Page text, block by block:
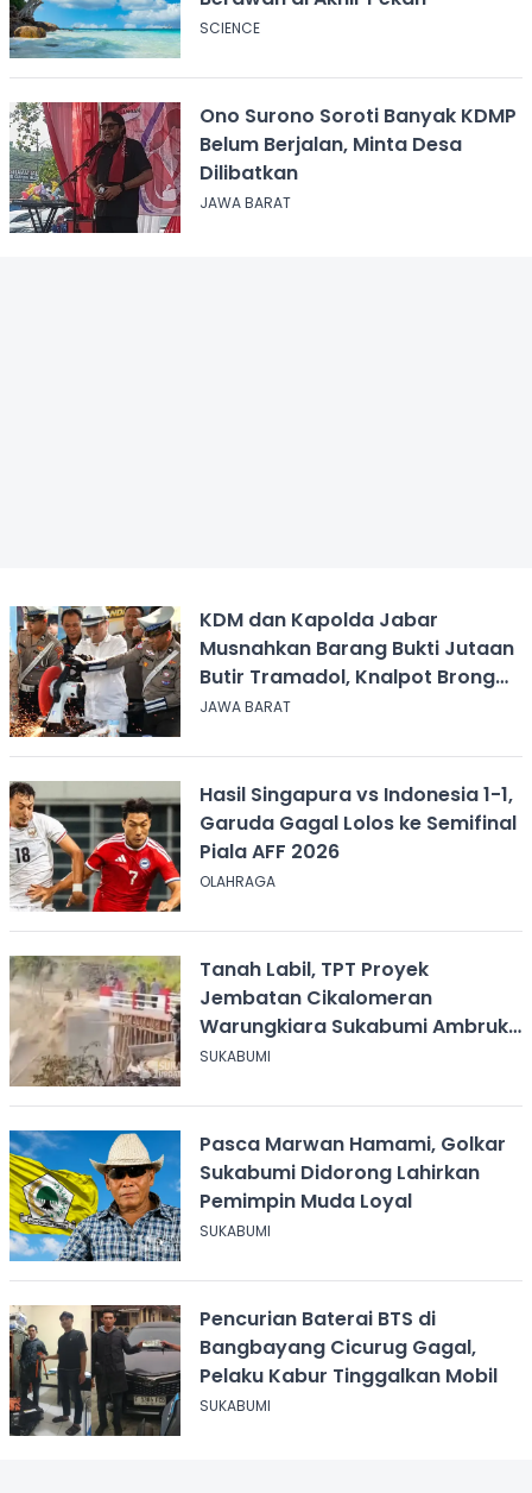
SCIENCE
Ono Surono Soroti Banyak KDMP
Belum Berjalan, Minta Desa
Dilibatkan
JAWA BARAT
KDM dan Kapolda Jabar
Musnahkan Barang Bukti Jutaan
Butir Tramadol, Knalpot Brong
hingga Miras
JAWA BARAT
Hasil Singapura vs Indonesia 1-1,
Garuda Gagal Lolos ke Semifinal
Piala AFF 2026
OLAHRAGA
Tanah Labil, TPT Proyek
Jembatan Cikalomeran
Warungkiara Sukabumi Ambruk
Saat Pengurugan
SUKABUMI
Pasca Marwan Hamami, Golkar
Sukabumi Didorong Lahirkan
Pemimpin Muda Loyal
SUKABUMI
Pencurian Baterai BTS di
Bangbayang Cicurug Gagal,
Pelaku Kabur Tinggalkan Mobil
SUKABUMI